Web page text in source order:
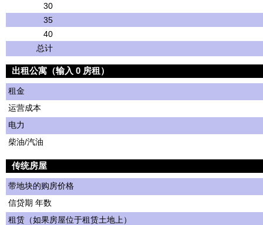
30
35
40
总计
出租公寓（输入 0 房租）
租金
运营成本
电力
柴油/汽油
传统房屋
带地块的购房价格
信贷期 年数
租赁（如果房屋位于租赁土地上）